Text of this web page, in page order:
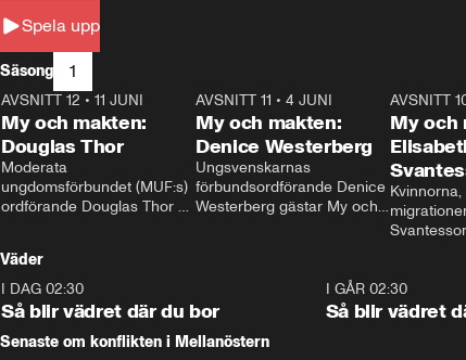
Spela upp
Säsong 1
26:27
AVSNITT 12 • 11 JUNI
My och makten:
Douglas Thor
Moderata
ungdomsförbundet (MUF:s)
ordförande Douglas Thor
tonårsutvisningarna och hur
Moderaterna ska locka
väljare till valet i höst.
23:40
AVSNITT 11 •4 JUNI
My och makten:
Denice Westerberg
Ungsvenskarnas
förbundsordförande Denice
Westerberg gästar My och
AVSNITT
My och
Väder
I DAG 02:30
Så blir vädret där du bor
I GÅR 02:30
Så blir vädret
Senaste om konflikten i Mellanöstern